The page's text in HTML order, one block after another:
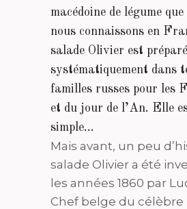
macédoine de légume que
nous connaissons en
salade Olivier est
systématiquement dans
familles russes pour les
et du jour de l’An. Elle
simple…
Mais avant, un peu
salade Olivier a été
les années 1860 par
Chef belge du célèbre